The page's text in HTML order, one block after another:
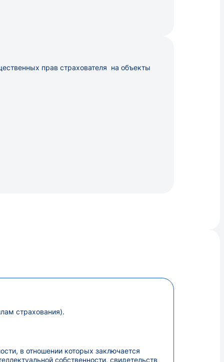
прав страхователя на объекты
страхования).
в отношении которых заключается
собственности, свидетельств